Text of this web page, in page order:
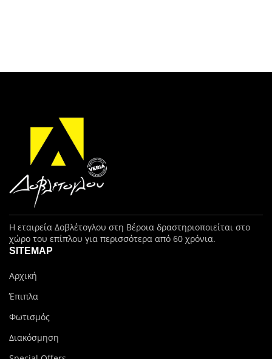
Η εταιρεία Δοβλέτογλου στη Βέροια δραστηριοποιείται στο
χώρο του επίπλου για περισσότερα από 60 χρόνια.
SITEMAP
Αρχική
Έπιπλα
Φωτισμός
Διακόσμηση